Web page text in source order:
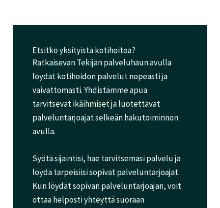
Etsitkö yksityistä kotihoitoa?
Ratkaisevan Tekijän palveluhaun avulla
löydät kotihoidon palvelut nopeasti ja
vaivattomasti. Yhdistämme apua
tarvitsevat ikäihmiset ja luotettavat
palveluntarjoajat selkeän hakutoiminnon
avulla.
Syötä sijaintisi, hae tarvitsemasi palvelu ja
löydä tarpeisiisi sopivat palveluntarjoajat.
Kun löydät sopivan palveluntarjoajan, voit
ottaa helposti yhteyttä suoraan